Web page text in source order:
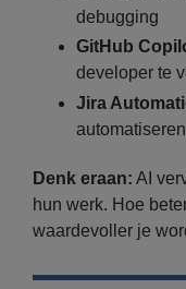
debugging
GitHub
developer te
Jira
automatiseren
Denk eraan: AI
hun werk. Hoe
waardevoller je